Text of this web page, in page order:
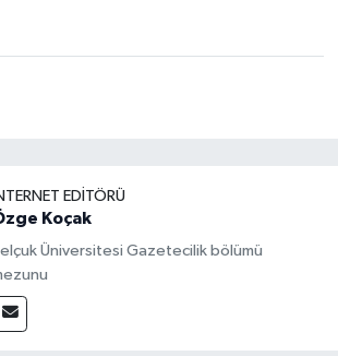
EDITÖRÜ
Koçak
Üniversitesi Gazetecilik bölümü